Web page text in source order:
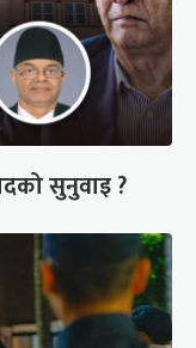
सुनुवाइ ?